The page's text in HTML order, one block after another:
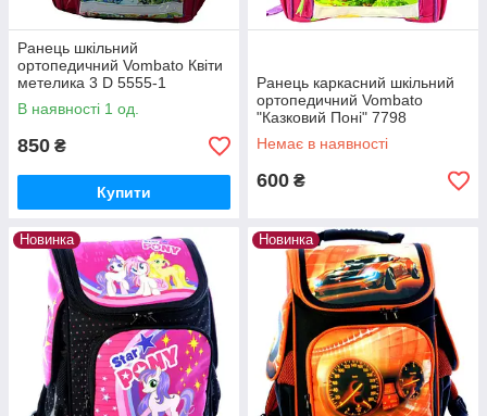
Ранець шкільний
ортопедичний Vombato Квіти
метелика 3 D 5555-1
В наявності 1 од.
850 ₴
Купити
Ранець каркасний шкільний
ортопедичний Vombato
"Казковий Поні" 7798
Немає в наявності
600 ₴
Новинка Новинка